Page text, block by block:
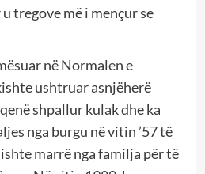
tregove më i mençur se
në Normalen e
ushtruar asnjëherë
shpallur kulak dhe ka
nga burgu në vitin ’57 të
marrë nga familja për të